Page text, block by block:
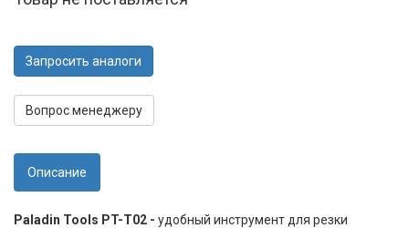
Запросить аналоги
Вопрос менеджеру
Описание
Paladin Tools PT-T02 - удобный инструмент для резки